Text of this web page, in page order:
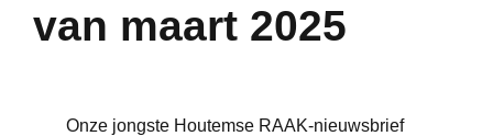
van maart 2025
Onze jongste Houtemse RAAK-nieuwsbrief